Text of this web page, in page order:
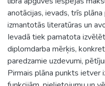
anotācijas, ievads, trīs
izmantotās literatūras un
Ievadā tiek pamatota
diplomdarba mērķis,
paredzamie uzdevumi,
Pirmais plāna punkts ietver